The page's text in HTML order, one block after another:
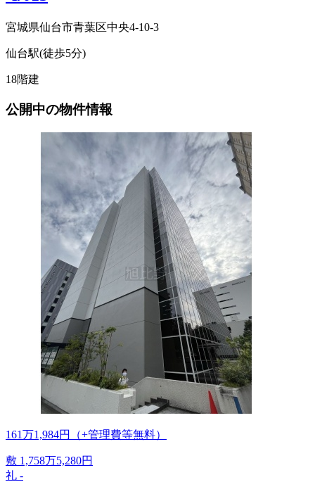
宮城県仙台市青葉区中央4-10-3
仙台駅(徒歩5分)
18階建
公開中の物件情報
161万1,984円 （+管理費等無料）
敷 1,758万5,280円
礼 -